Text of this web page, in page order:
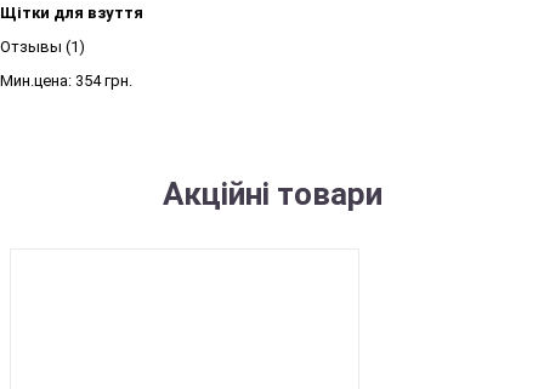
Щітки для взуття
Отзывы (1)
Мин.цена: 354 грн.
Акційні товари